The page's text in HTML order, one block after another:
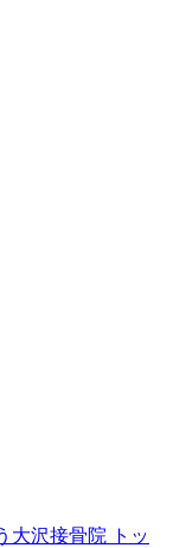
大沢接骨院 トッ